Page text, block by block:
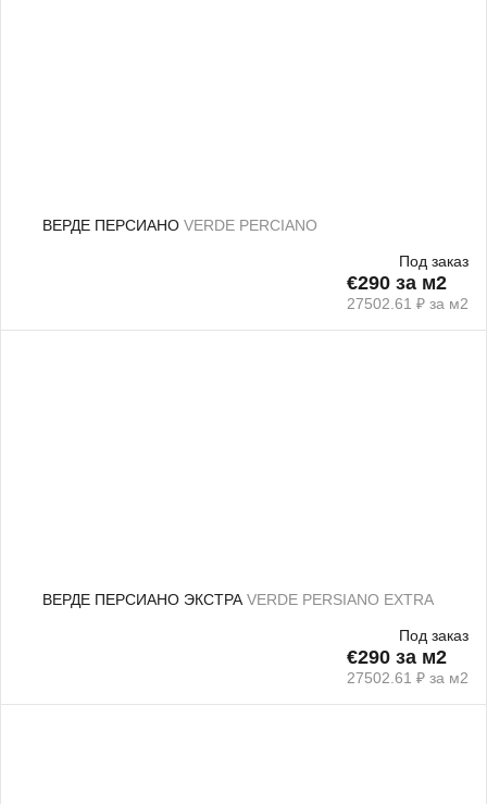
ВЕРДЕ ПЕРСИАНО VERDE PERCIANO
Под заказ
€290 за м2
27502.61 ₽ за м2
ВЕРДЕ ПЕРСИАНО ЭКСТРА VERDE PERSIANO EXTRA
Под заказ
€290 за м2
27502.61 ₽ за м2